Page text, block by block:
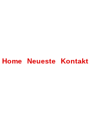
Home Neueste Kontakt